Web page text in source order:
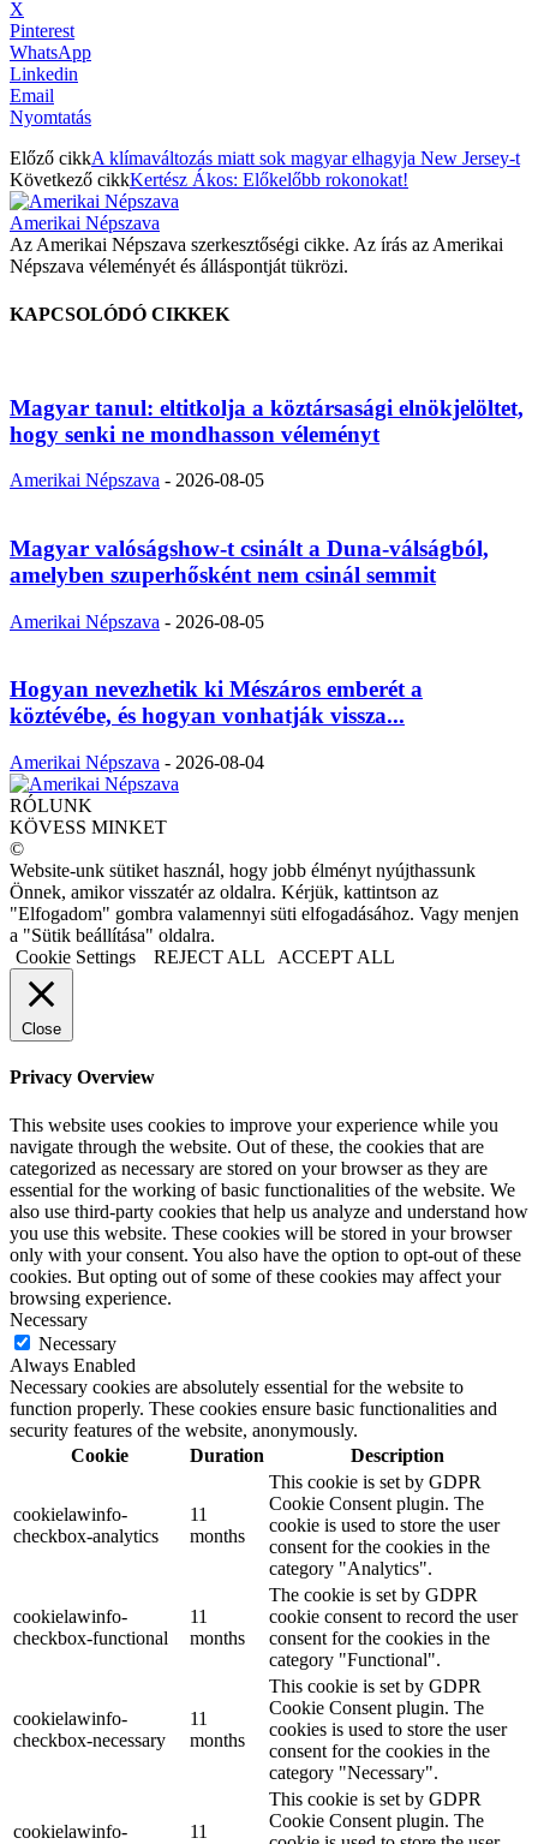
X
Pinterest
WhatsApp
Linkedin
Email
Nyomtatás
Előző cikkA klímaváltozás miatt sok magyar elhagyja New Jersey-t
Következő cikkKertész Ákos: Előkelőbb rokonokat!
Amerikai Népszava
Az Amerikai Népszava szerkesztőségi cikke. Az írás az Amerikai
Népszava véleményét és álláspontját tükrözi.
KAPCSOLÓDÓ CIKKEK
Magyar tanul: eltitkolja a köztársasági elnökjelöltet,
hogy senki ne mondhasson véleményt
Amerikai Népszava - 2026-08-05
Magyar valóságshow-t csinált a Duna-válságból,
amelyben szuperhősként nem csinál semmit
Amerikai Népszava - 2026-08-05
Hogyan nevezhetik ki Mészáros emberét a
köztévébe, és hogyan vonhatják vissza...
Amerikai Népszava - 2026-08-04
RÓLUNK
KÖVESS MINKET
©
Website-unk sütiket használ, hogy jobb élményt nyújthassunk
Önnek, amikor visszatér az oldalra. Kérjük, kattintson az
"Elfogadom" gombra valamennyi süti elfogadásához. Vagy menjen
a "Sütik beállítása" oldalra.
Cookie Settings
REJECT ALL ACCEPT ALL
Close
Privacy Overview
This website uses cookies to improve your experience while you
navigate through the website. Out of these, the cookies that are
categorized as necessary are stored on your browser as they are
essential for the working of basic functionalities of the website. We
also use third-party cookies that help us analyze and understand how
you use this website. These cookies will be stored in your browser
only with your consent. You also have the option to opt-out of these
cookies. But opting out of some of these cookies may affect your
browsing experience.
Necessary
Necessary
Always Enabled
Necessary cookies are absolutely essential for the website to
function properly. These cookies ensure basic functionalities and
security features of the website, anonymously.
Cookie
Duration Description
cookielawinfo-
checkbox-analytics
11
months
This cookie is set by GDPR
Cookie Consent plugin. The
cookie is used to store the user
consent for the cookies in the
category "Analytics".
cookielawinfo-
checkbox-functional
11
months
The cookie is set by GDPR
cookie consent to record the user
consent for the cookies in the
category "Functional".
cookielawinfo-
checkbox-necessary
11
months
This cookie is set by GDPR
Cookie Consent plugin. The
cookies is used to store the user
consent for the cookies in the
category "Necessary".
cookielawinfo-
11
This cookie is set by GDPR
Cookie Consent plugin. The